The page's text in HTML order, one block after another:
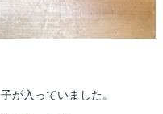
が入っていました。